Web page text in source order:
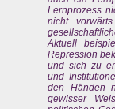
Lernprozess
nicht
Aktuell
Repression
und sich zu
und
den Händen
gewisser